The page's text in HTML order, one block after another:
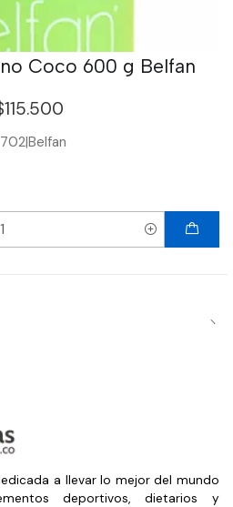
Coco 600 g Belfan
|Belfan
a llevar lo mejor del mundo
deportivos, dietarios y